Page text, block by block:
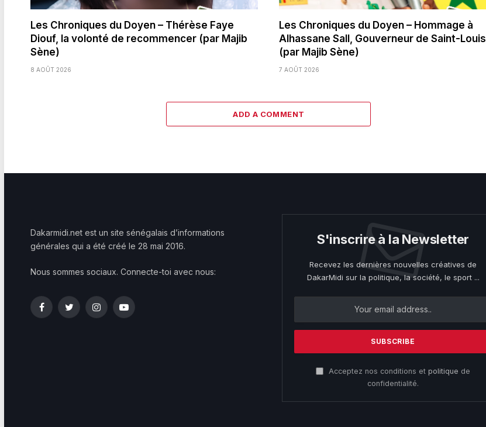
Les Chroniques du Doyen – Thérèse Faye
Diouf, la volonté de recommencer (par Majib
Sène)
8 AOÛT 2026
Les Chroniques du Doyen – Hommage à
Alhassane Sall, Gouverneur de Saint-Louis
(par Majib Sène)
7 AOÛT 2026
ADD A COMMENT
Dakarmidi.net est un site sénégalais d’informations
générales qui a été créé le 28 mai 2016.
Nous sommes sociaux. Connecte-toi avec nous:
FacebookTwitterInstagramYouTube
S'inscrire à la Newsletter
Recevez les dernières nouvelles créatives de
DakarMidi sur la politique, la société, le sport ...
Acceptez nos conditions et politique de
confidentialité.